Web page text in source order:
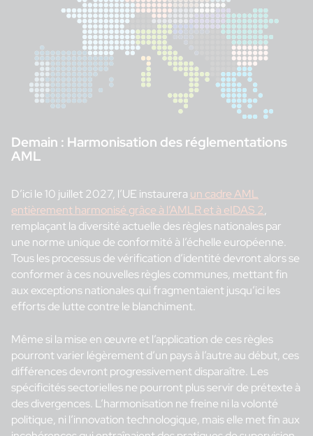
Demain : Harmonisation des réglementations
AML
D’ici le 10 juillet 2027, l’UE instaurera un cadre AML
entièrement harmonisé grâce à l’AMLR et à eIDAS 2,
remplaçant la diversité actuelle des règles nationales par
une norme unique de conformité à l’échelle européenne.
Tous les processus de vérification d’identité devront alors se
conformer à ces nouvelles règles communes, mettant fin
aux exceptions nationales qui fragmentaient jusqu’ici les
efforts de lutte contre le blanchiment.
Même si la mise en œuvre et l’application de ces règles
pourront varier légèrement d’un pays à l’autre au début, ces
différences devront progressivement disparaître. Les
spécificités sectorielles ne pourront plus servir de prétexte à
des divergences. L’harmonisation ne freine ni la volonté
politique, ni l’innovation technologique, mais elle met fin aux